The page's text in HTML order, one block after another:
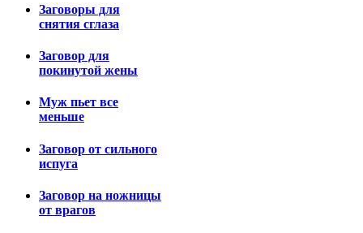
Заговоры для
снятия сглаза
Заговор для
покинутой жены
Муж пьет все
меньше
Заговор от сильного
испуга
Заговор на ножницы
от врагов